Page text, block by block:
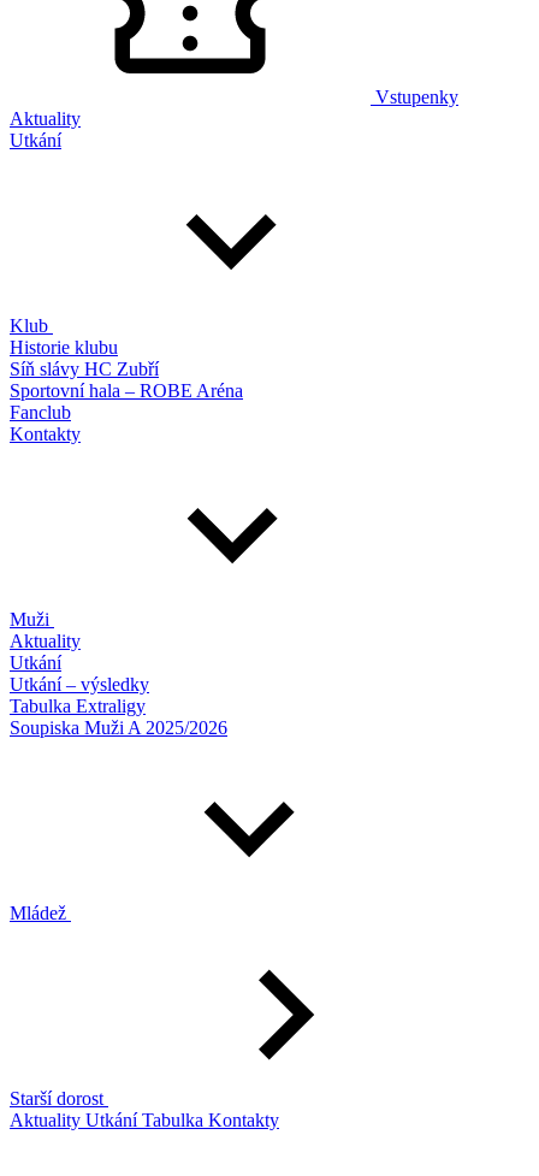
Vstupenky
Aktuality
Utkání
Klub
Historie klubu
Síň slávy HC Zubří
Sportovní hala – ROBE Aréna
Fanclub
Kontakty
Muži
Aktuality
Utkání
Utkání – výsledky
Tabulka Extraligy
Soupiska Muži A 2025/2026
Mládež
Starší dorost
Aktuality UtkáníTabulka Kontakty